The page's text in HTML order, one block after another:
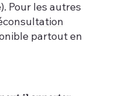
Pour les autres
partout en